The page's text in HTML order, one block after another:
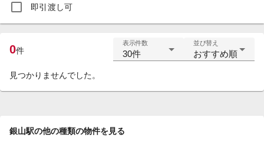
即引渡し可
0件
表示件数
30件
並び替え
おすすめ順
見つかりませんでした。
銀山駅の他の種類の物件を見る